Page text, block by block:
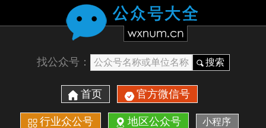
找公众号： 搜索
首页 官方微信号
行业众公号 地区公众号 小程序